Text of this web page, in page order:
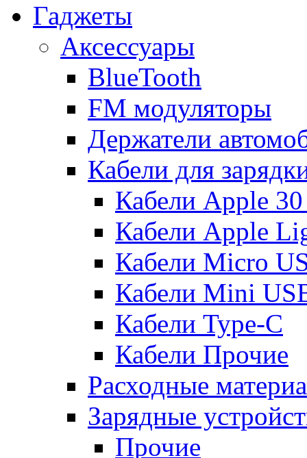
Гаджеты
Аксессуары
BlueTooth
FM модуляторы
Держатели
Кабели для
Кабели Apple
Кабели Apple
Кабели Micro
Кабели Mini
Кабели Type-C
Кабели Прочие
Расходные
Зарядные
Прочие